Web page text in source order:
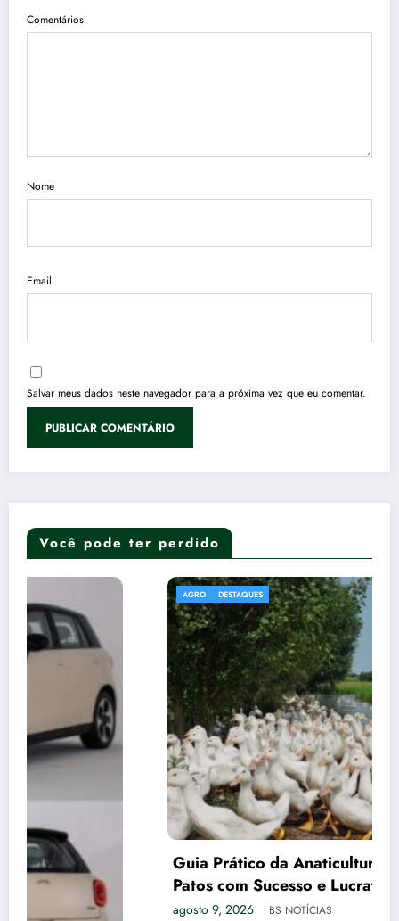
Comentários
Nome
Email
Salvar meus dados neste navegador para a próxima vez que eu comentar.
Você pode ter perdido
Guia Prático da Anaticultura: Como Criar
Patos com Sucesso e Lucratividade
agosto 9, 2026 BS NOTÍCIAS